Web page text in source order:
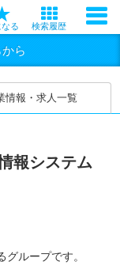
る 検索履歴
ら
情報・求人一覧
報システム
ループです。